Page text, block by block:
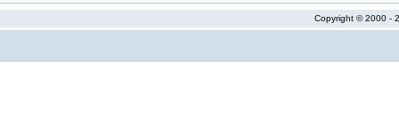
Copyright © 2000 -